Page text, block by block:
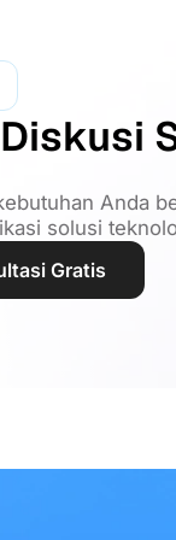
Anda
solusi
Gratis